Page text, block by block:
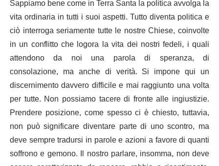
Sappiamo bene come in Terra Santa la politica avvolga la
vita ordinaria in tutti i suoi aspetti. Tutto diventa politica e
ciò interroga seriamente tutte le nostre Chiese, coinvolte
in un conflitto che logora la vita dei nostri fedeli, i quali
attendono da noi una parola di speranza, di
consolazione, ma anche di verità. Si impone qui un
discernimento davvero difficile e mai raggiunto una volta
per tutte. Non possiamo tacere di fronte alle ingiustizie.
Prendere posizione, come spesso ci è chiesto, tuttavia,
non può significare diventare parte di uno scontro, ma
deve sempre tradursi in parole e azioni a favore di quanti
soffrono e gemono. Il nostro parlare, insomma, non deve